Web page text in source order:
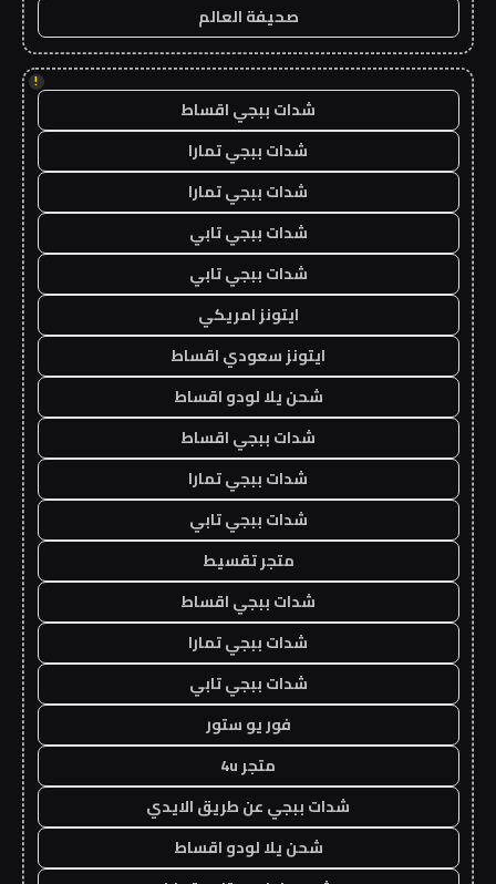
صحيفة العالم
!
شدات ببجي اقساط
شدات ببجي تمارا
شدات ببجي تمارا
شدات ببجي تابي
شدات ببجي تابي
ايتونز امريكي
ايتونز سعودي اقساط
شحن يلا لودو اقساط
شدات ببجي اقساط
شدات ببجي تمارا
شدات ببجي تابي
متجر تقسيط
شدات ببجي اقساط
شدات ببجي تمارا
شدات ببجي تابي
فور يو ستور
متجر 4u
شدات ببجي عن طريق الايدي
شحن يلا لودو اقساط